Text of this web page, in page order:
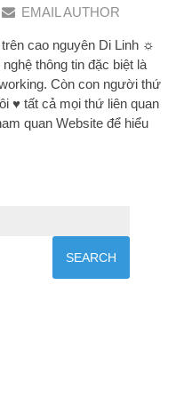
EMAIL AUTHOR
cao nguyên Di Linh ☼
thông tin đặc biệt là
Còn con người thứ
♥ tất cả mọi thứ liên quan
quan Website để hiểu